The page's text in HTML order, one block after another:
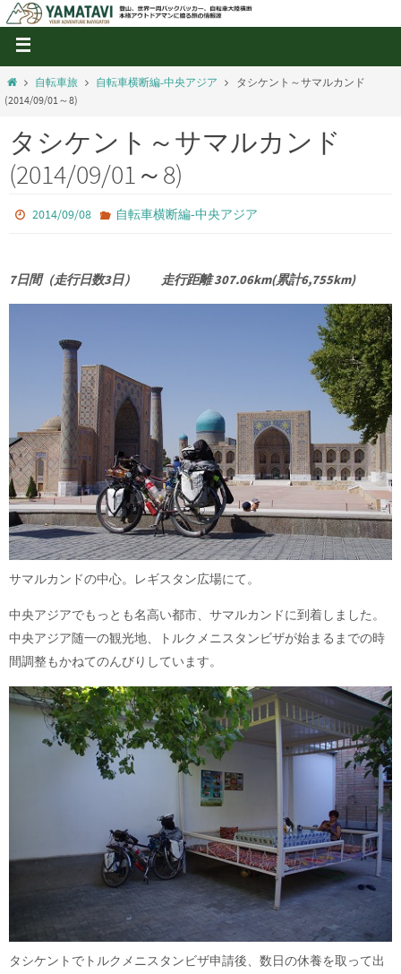
自転車旅 自転車横断編‐中央アジア
タシケント～サマルカンド
(2014/09/01～8)
タシケント～サマルカンド
(2014/09/01～8)
2014/09/08 自転車横断編‐中央アジア
7日間（走行日数3日） 走行距離 307.06km(累計6,755km)
サマルカンドの中心。レギスタン広場にて。
中央アジアでもっとも名高い都市、サマルカンドに到着しました。
中央アジア随一の観光地、トルクメニスタンビザが始まるまでの時
間調整もかねてのんびりしています。
タシケントでトルクメニスタンビザ申請後、数日の休養を取って出